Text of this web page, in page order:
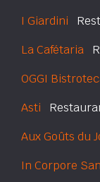
I Giardini
La Cafétaria
OGGI
Asti
Aux Goûts du
In Corpore